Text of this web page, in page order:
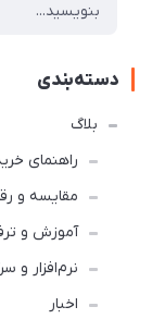
دسته‌بندی
بلاگ
راهنمای
مقایسه و
آموزش و
نرم‌افزار و
اخبار